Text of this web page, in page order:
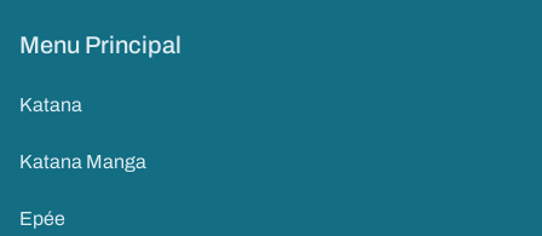
Menu Principal
Katana
Katana Manga
Epée